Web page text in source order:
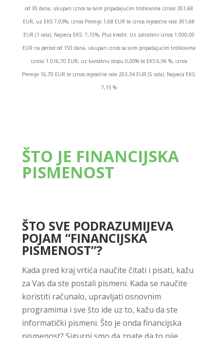
od 30 dana, ukupan iznos sa svim pripadajućim troškovima iznosi 301,68
EUR, uz EKS 7,03%, iznos Premije 1,68 EUR te iznos mjesečne rate 301,68
EUR (1 rata). Najveća EKS: 7,15%, Plus kredit: Uz zatraženi iznos 1.000,00
EUR na period od 150 dana, ukupan iznos sa svim pripadajućim troškovima
iznosi 1.016,70 EUR, uz kamatnu stopu 0,00% te EKS 6,96 %, iznos
Premije 16,70 EUR te iznos mjesečne rate 203,34 EUR (5 rata). Najveća EKS:
7,15 %
ŠTO JE FINANCIJSKA
PISMENOST
ŠTO SVE PODRAZUMIJEVA
POJAM “FINANCIJSKA
PISMENOST”?
Kada pred kraj vrtića naučite čitati i pisati, kažu
za Vas da ste postali pismeni. Kada se naučite
koristiti računalo, upravljati osnovnim
programima i sve što ide uz to, kažu da ste
informatički pismeni. Što je onda financijska